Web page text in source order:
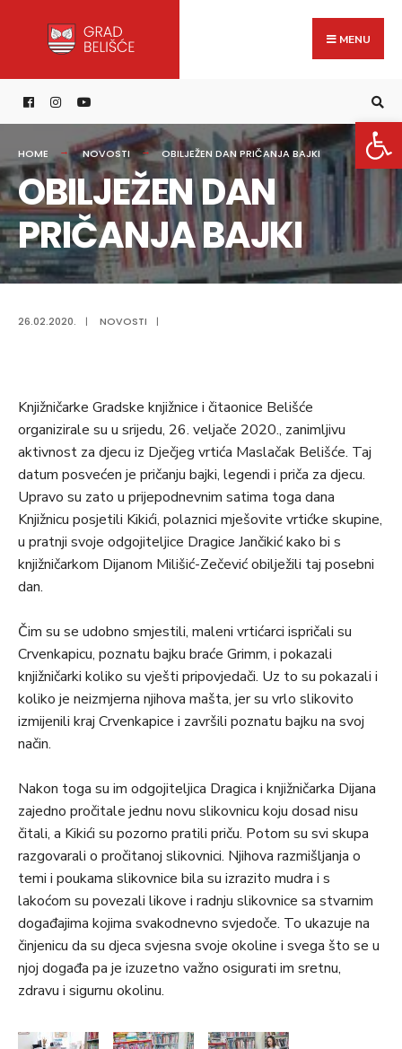
content
MENU
HOME NOVOSTI OBILJEŽEN DAN PRIČANJA BAJKI
OBILJEŽEN DAN
PRIČANJA BAJKI
26.02.2020. | NOVOSTI |
Knjižničarke Gradske knjižnice i čitaonice Belišće
organizirale su u srijedu, 26. veljače 2020., zanimljivu
aktivnost za djecu iz Dječjeg vrtića Maslačak Belišće. Taj
datum posvećen je pričanju bajki, legendi i priča za djecu.
Upravo su zato u prijepodnevnim satima toga dana
Knjižnicu posjetili Kikići, polaznici mješovite vrtićke skupine,
u pratnji svoje odgojiteljice Dragice Jančikić kako bi s
knjižničarkom Dijanom Milišić-Zečević obilježili taj posebni
dan.
Čim su se udobno smjestili, maleni vrtićarci ispričali su
Crvenkapicu, poznatu bajku braće Grimm, i pokazali
knjižničarki koliko su vješti pripovjedači. Uz to su pokazali i
koliko je neizmjerna njihova mašta, jer su vrlo slikovito
izmijenili kraj Crvenkapice i završili poznatu bajku na svoj
način.
Nakon toga su im odgojiteljica Dragica i knjižničarka Dijana
zajedno pročitale jednu novu slikovnicu koju dosad nisu
čitali, a Kikići su pozorno pratili priču. Potom su svi skupa
razgovarali o pročitanoj slikovnici. Njihova razmišljanja o
temi i poukama slikovnice bila su izrazito mudra i s
lakoćom su povezali likove i radnju slikovnice sa stvarnim
događajima kojima svakodnevno svjedoče. To ukazuje na
činjenicu da su djeca svjesna svoje okoline i svega što se u
njoj događa pa je izuzetno važno osigurati im sretnu,
zdravu i sigurnu okolinu.
for: